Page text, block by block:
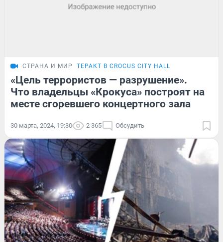
СТРАНА И МИР ТЕРАКТ В CROCUS CITY HALL
«Цель террористов — разрушение».
Что владельцы «Крокуса» построят на
месте сгоревшего концертного зала
30 марта, 2024, 19:30 2 365 Обсудить